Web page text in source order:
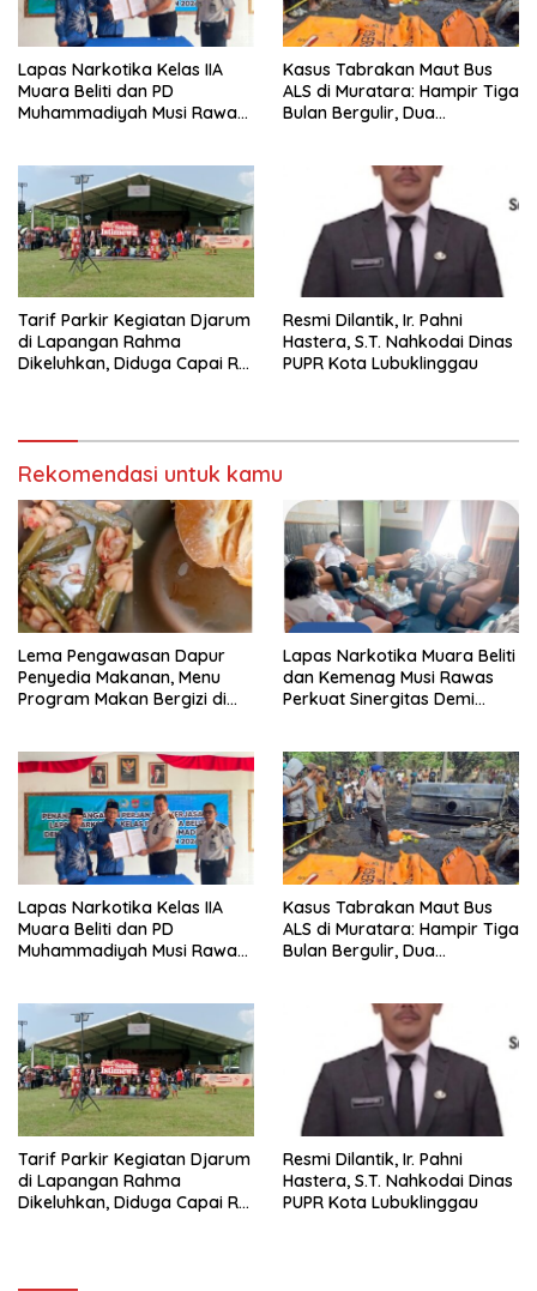
Lapas Narkotika Kelas IIA
Muara Beliti dan PD
Muhammadiyah Musi Rawas
Kasus Tabrakan Maut Bus
ALS di Muratara: Hampir Tiga
Bulan Bergulir, Dua
Tarif Parkir Kegiatan Djarum
di Lapangan Rahma
Dikeluhkan, Diduga Capai Rp
Resmi Dilantik, Ir. Pahni
Hastera, S.T. Nahkodai Dinas
PUPR Kota Lubuklinggau
Rekomendasi untuk kamu
Lema Pengawasan Dapur
Penyedia Makanan, Menu
Program Makan Bergizi di
Lapas Narkotika Muara Beliti
dan Kemenag Musi Rawas
Perkuat Sinergitas Demi
Lapas Narkotika Kelas IIA
Muara Beliti dan PD
Muhammadiyah Musi Rawas
Kasus Tabrakan Maut Bus
ALS di Muratara: Hampir Tiga
Bulan Bergulir, Dua
Tarif Parkir Kegiatan Djarum
di Lapangan Rahma
Dikeluhkan, Diduga Capai Rp
Resmi Dilantik, Ir. Pahni
Hastera, S.T. Nahkodai Dinas
PUPR Kota Lubuklinggau